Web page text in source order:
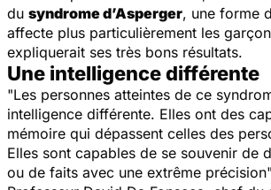
du syndrome d’Asperger, une forme
affecte plus particulièrement les
expliquerait ses très bons résultats.
Une intelligence différente
"Les personnes atteintes de ce
intelligence différente. Elles ont des
mémoire qui dépassent celles des
Elles sont capables de se souvenir de
ou de faits avec une extrême